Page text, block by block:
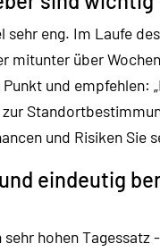
eng. Im Laufe
mitunter über
und empfehlen:
und Risiken Sie
eindeutig
hohen Tagessatz